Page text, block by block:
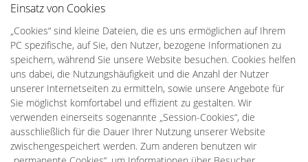
Einsatz von Cookies
„Cookies“ sind kleine Dateien, die es uns ermöglichen auf Ihrem
PC spezifische, auf Sie, den Nutzer, bezogene Informationen zu
speichern, während Sie unsere Website besuchen. Cookies helfen
uns dabei, die Nutzungshäufigkeit und die Anzahl der Nutzer
unserer Internetseiten zu ermitteln, sowie unsere Angebote für
Sie möglichst komfortabel und effizient zu gestalten. Wir
verwenden einerseits sogenannte „Session-Cookies“, die
ausschließlich für die Dauer Ihrer Nutzung unserer Website
zwischengespeichert werden. Zum anderen benutzen wir